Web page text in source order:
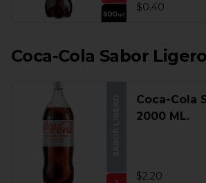
$0.40
Coca-Cola Sabor Ligero
Coca-Cola
2000 ML.
$2.20